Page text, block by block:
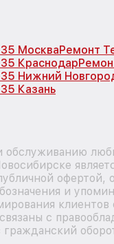
МоскваРемонт
Краснодар
Нижний
Казань
и
с